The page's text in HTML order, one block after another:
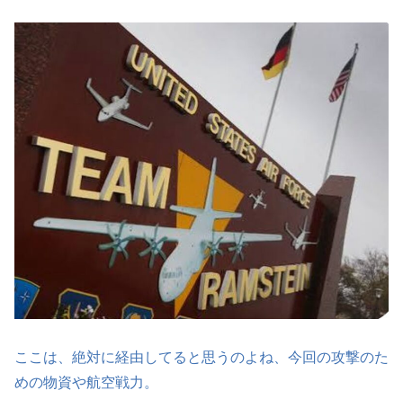
ここは、絶対に経由してると思うのよね、今回の攻撃のた
めの物資や航空戦力。